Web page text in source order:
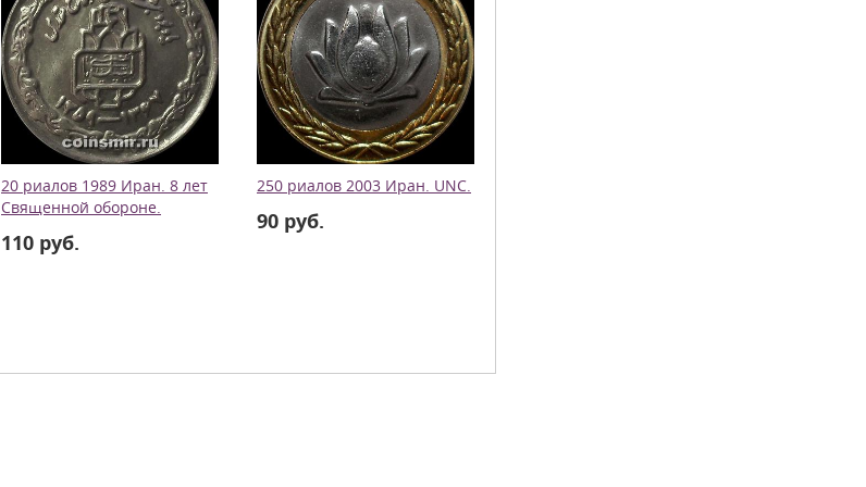
20 риалов 1989 Иран. 8 лет
Священной обороне.
110 руб.
250 риалов 2003 Иран. UNC.
90 руб.